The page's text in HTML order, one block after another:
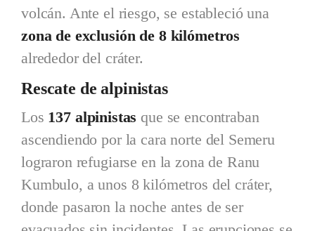
volcán. Ante el riesgo, se estableció una
zona de exclusión de 8 kilómetros
alrededor del cráter.
Rescate de alpinistas
Los 137 alpinistas que se encontraban
ascendiendo por la cara norte del Semeru
lograron refugiarse en la zona de Ranu
Kumbulo, a unos 8 kilómetros del cráter,
donde pasaron la noche antes de ser